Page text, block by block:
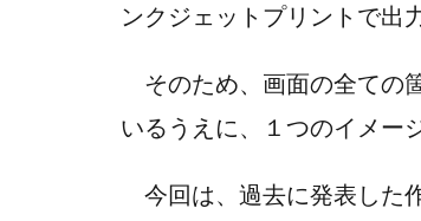
ンクジェットプリントで出
そのため、画面の全ての
いるうえに、１つのイメー
今回は、過去に発表した